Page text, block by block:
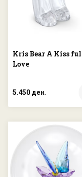
Kris Bear A Kiss
Love
5.450 ден.